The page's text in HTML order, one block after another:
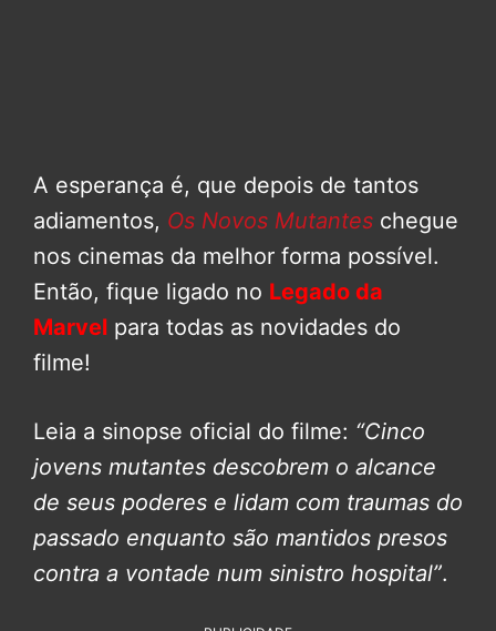
A esperança é, que depois de tantos
adiamentos, Os Novos Mutantes chegue
nos cinemas da melhor forma possível.
Então, fique ligado no Legado da
Marvel para todas as novidades do
filme!
Leia a sinopse oficial do filme: “Cinco
jovens mutantes descobrem o alcance
de seus poderes e lidam com traumas do
passado enquanto são mantidos presos
contra a vontade num sinistro hospital”.